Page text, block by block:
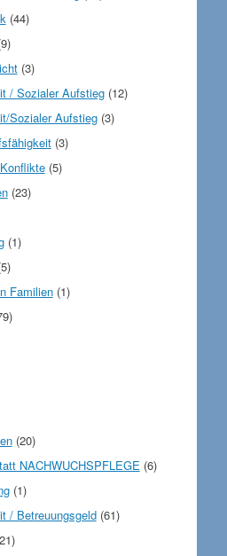
(44)
(3)
/ Sozialer Aufstieg(12)
Sozialer Aufstieg(3)
(3)
(5)
(23)
(1)
Familien(1)
(20)
NACHWUCHSPFLEGE (6)
(1)
/ Betreuungsgeld(61)